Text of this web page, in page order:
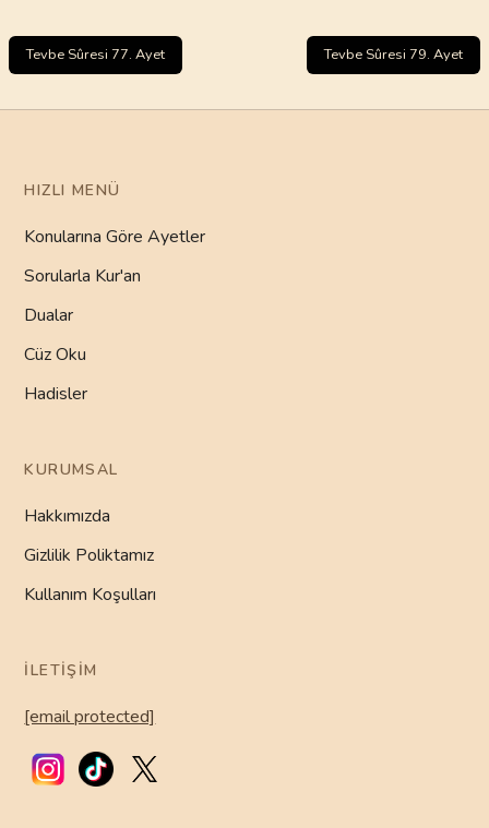
Tevbe Sûresi 77. Ayet Tevbe Sûresi 79. Ayet
HIZLI MENÜ
Konularına Göre Ayetler
Sorularla Kur'an
Dualar
Cüz Oku
Hadisler
KURUMSAL
Hakkımızda
Gizlilik Poliktamız
Kullanım Koşulları
İLETIŞIM
[email protected]